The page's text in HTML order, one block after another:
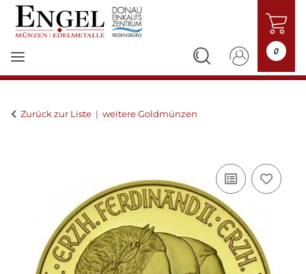
0
Zurück zur Liste weitere Goldmünzen